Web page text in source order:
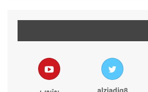
alziadiq8 يوتيوب